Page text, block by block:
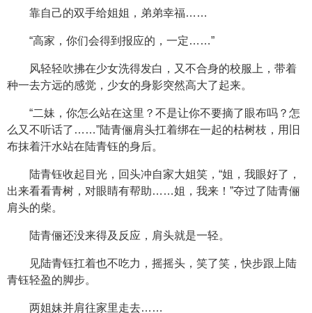
靠自己的双手给姐姐，弟弟幸福……
“高家，你们会得到报应的，一定……”
风轻轻吹拂在少女洗得发白，又不合身的校服上，带着
种一去方远的感觉，少女的身影突然高大了起来。
“二妹，你怎么站在这里？不是让你不要摘了眼布吗？怎
么又不听话了……”陆青俪肩头扛着绑在一起的枯树枝，用旧
布抹着汗水站在陆青钰的身后。
陆青钰收起目光，回头冲自家大姐笑，“姐，我眼好了，
出来看看青树，对眼睛有帮助……姐，我来！”夺过了陆青俪
肩头的柴。
陆青俪还没来得及反应，肩头就是一轻。
见陆青钰扛着也不吃力，摇摇头，笑了笑，快步跟上陆
青钰轻盈的脚步。
两姐妹并肩往家里走去……